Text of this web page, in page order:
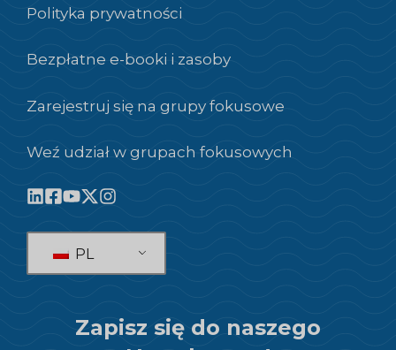
Polityka prywatności
Bezpłatne e-booki i zasoby
Zarejestruj się na grupy fokusowe
Weź udział w grupach fokusowych
PL
Zapisz się do naszego